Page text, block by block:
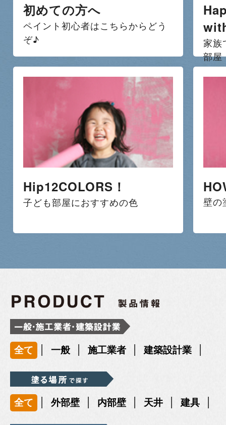
初めての方へ
ペイント初心者はこちらからどう
ぞ♪
家族
部屋
Hip12COLORS！
子ども部屋におすすめの色 壁の
全て | 一般 | 施工業者 | 建築設計業 |
全て | 外部壁 | 内部壁 | 天井 | 建具 |